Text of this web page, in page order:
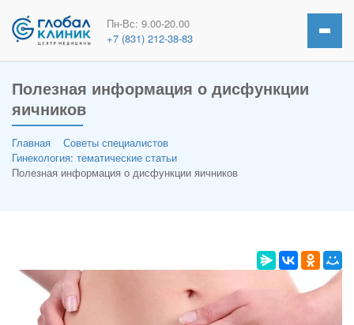
Пн-Вс: 9.00-20.00
+7 (831) 212-38-83
Полезная информация о дисфункции
яичников
Главная
Советы специалистов
Гинекология: тематические статьи
Полезная информация о дисфункции яичников